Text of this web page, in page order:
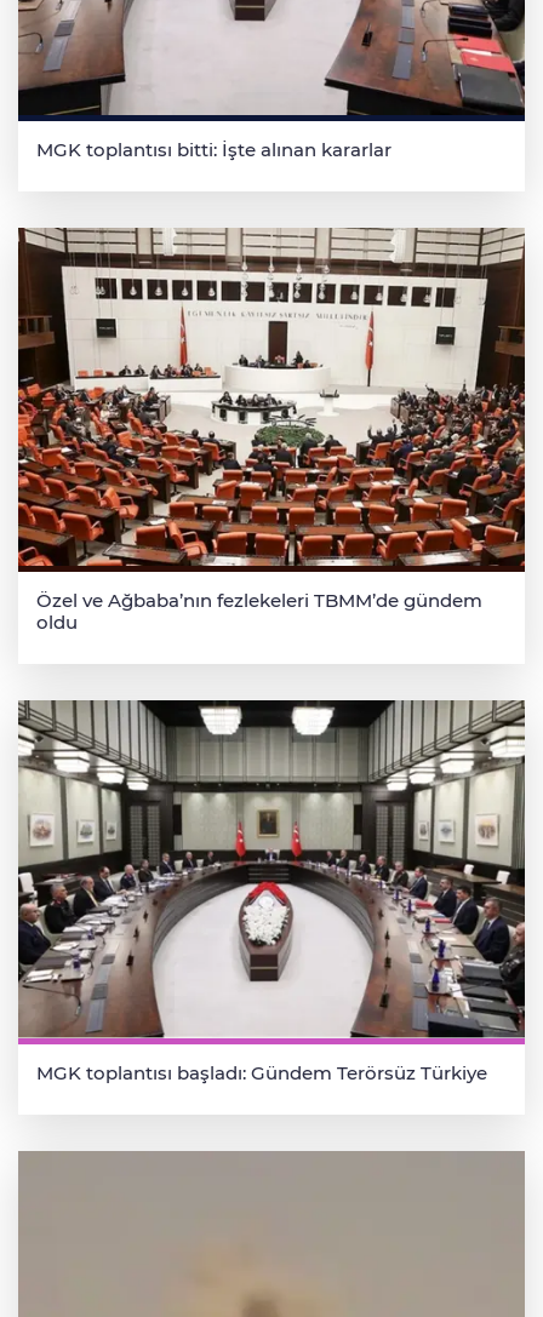
MGK toplantısı bitti: İşte alınan kararlar
Özel ve Ağbaba’nın fezlekeleri TBMM’de gündem
oldu
MGK toplantısı başladı: Gündem Terörsüz Türkiye